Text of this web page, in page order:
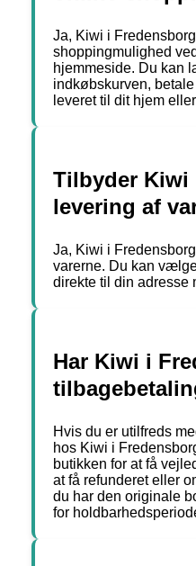
Ja, Kiwi i
shoppingmulighed
hjemmeside. Du kan
indkøbskurven,
leveret til dit hjem
Tilbyder Kiwi
levering af
Ja, Kiwi i
varerne. Du kan
direkte til din adresse
Har Kiwi i
Hvis du er utilfreds
hos Kiwi i
butikken for at få
at få refunderet eller
du har den originale
for